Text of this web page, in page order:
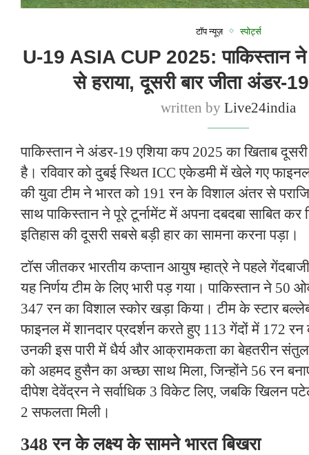
टॉप न्यूज़ स्पोर्ट्स
U-19 ASIA CUP 2025: पाकिस्तान
से हराया, दूसरी बार जीता अंडर-
written byLive24india
पाकिस्तान ने अंडर-19 एशिया कप 2025 का खिताब
है। रविवार को दुबई स्थित ICC एकेडमी में खेले गए
की युवा टीम ने भारत को 191 रन के विशाल अंतर से
साथ पाकिस्तान ने पूरे टूर्नामेंट में अपना दबदबा साबित कर
इतिहास की दूसरी सबसे बड़ी हार का सामना करना पड़ा।
टॉस जीतकर भारतीय कप्तान आयुष म्हात्रे ने पहले
यह निर्णय टीम के लिए भारी पड़ गया। पाकिस्तान ने 50
347 रन का विशाल स्कोर खड़ा किया। टीम के स्टार
फाइनल में शानदार प्रदर्शन करते हुए 113 गेंदों में 172 रन
उनकी इस पारी में धैर्य और आक्रामकता का बेहतरीन
को अहमद हुसैन का अच्छा साथ मिला, जिन्होंने 56 रन
दीपेश देवेंद्रन ने सर्वाधिक 3 विकेट लिए, जबकि खिलन
2 सफलता मिली।
348 रन के लक्ष्य के सामने भारत बिखरा